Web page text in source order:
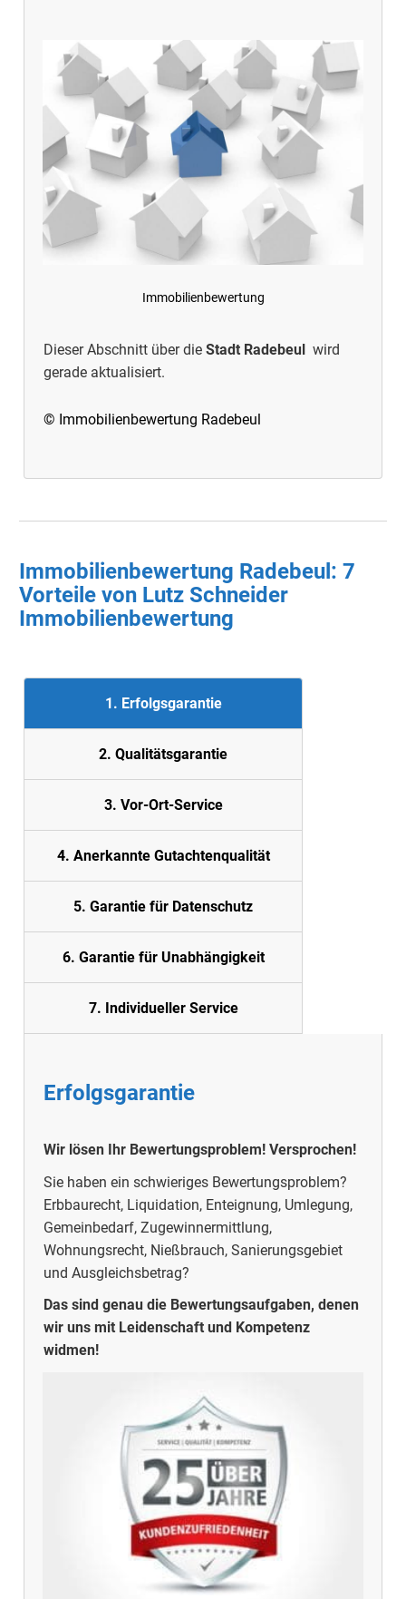
Immobilienbewertung
Dieser Abschnitt über die Stadt Radebeul wird
gerade aktualisiert.
© Immobilienbewertung Radebeul
Immobilienbewertung Radebeul: 7
Vorteile von Lutz Schneider
Immobilienbewertung
1. Erfolgsgarantie
2. Qualitätsgarantie
3. Vor-Ort-Service
4. Anerkannte Gutachtenqualität
5. Garantie für Datenschutz
6. Garantie für Unabhängigkeit
7. Individueller Service
Erfolgsgarantie
Wir lösen Ihr Bewertungsproblem! Versprochen!
Sie haben ein schwieriges Bewertungsproblem?
Erbbaurecht, Liquidation, Enteignung, Umlegung,
Gemeinbedarf, Zugewinnermittlung,
Wohnungsrecht, Nießbrauch, Sanierungsgebiet
und Ausgleichsbetrag?
Das sind genau die Bewertungsaufgaben, denen
wir uns mit Leidenschaft und Kompetenz
widmen!